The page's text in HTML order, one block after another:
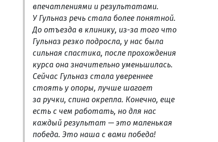
впечатлениями и результатами.
У Гульназ речь стала более понятной.
До отъезда в клинику, из-за того что
Гульназ резко подросла, у нас была
сильная спастика, после прохождения
курса она значительно уменьшилась.
Сейчас Гульназ стала увереннее
стоять у опоры, лучше шагает
за ручки, спина окрепла. Конечно, еще
есть с чем работать, но для нас
каждый результат — это маленькая
победа. Это наша с вами победа!